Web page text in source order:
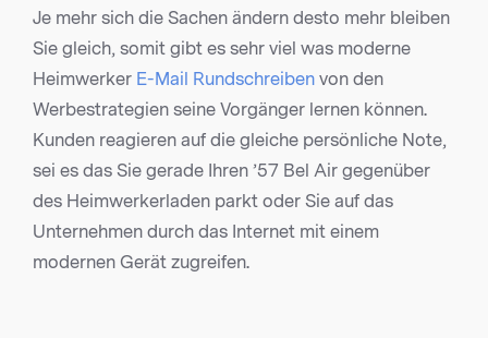
Je mehr sich die Sachen ändern desto mehr bleiben
Sie gleich, somit gibt es sehr viel was moderne
Heimwerker E-Mail Rundschreiben von den
Werbestrategien seine Vorgänger lernen können.
Kunden reagieren auf die gleiche persönliche Note,
sei es das Sie gerade Ihren ’57 Bel Air gegenüber
des Heimwerkerladen parkt oder Sie auf das
Unternehmen durch das Internet mit einem
modernen Gerät zugreifen.